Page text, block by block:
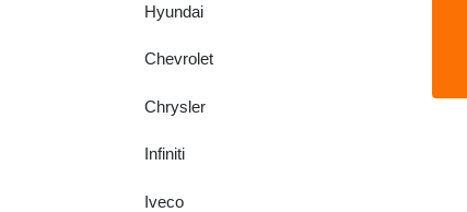
Hyundai
Chevrolet
Chrysler
Infiniti
Iveco